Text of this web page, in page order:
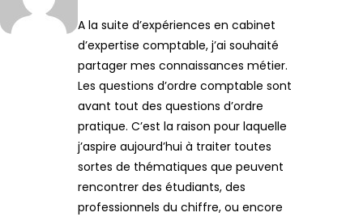
A la suite d’expériences en cabinet
d’expertise comptable, j’ai souhaité
partager mes connaissances métier.
Les questions d’ordre comptable sont
avant tout des questions d’ordre
pratique. C’est la raison pour laquelle
j’aspire aujourd’hui à traiter toutes
sortes de thématiques que peuvent
rencontrer des étudiants, des
professionnels du chiffre, ou encore